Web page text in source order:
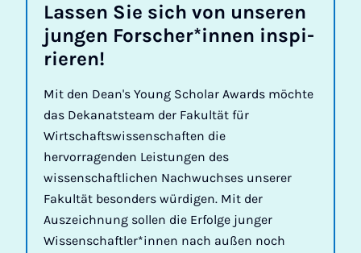
Las­sen Sie sich von un­se­ren
jun­gen For­scher*in­nen in­spi­
rie­ren!
Mit den Dean's Young Scholar Awards möchte
das Dekanatsteam der Fakultät für
Wirtschaftswissenschaften die
hervorragenden Leistungen des
wissenschaftlichen Nachwuchses unserer
Fakultät besonders würdigen. Mit der
Auszeichnung sollen die Erfolge junger
Wissenschaftler*innen nach außen noch